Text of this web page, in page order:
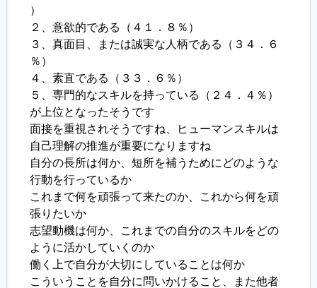
）
２、意欲的である（４１．８％）
３、真面目、または誠実な人柄である（３４．６
％）
４、素直である（３３．６％）
５、専門的なスキルを持っている（２４．４％）
が上位となったそうです
面接を重視されそうですね、ヒューマンスキルは
自己理解の推進が重要になりますね
自分の長所は何か、短所を補うためにどのような
行動を行っているか
これまで何を頑張って来たのか、これから何を頑
張りたいか
志望動機は何か、これまでの自分のスキルをどの
ように活かしていくのか
働く上で自分が大切にしていることは何か
こういうことを自分に問いかけること、また他者